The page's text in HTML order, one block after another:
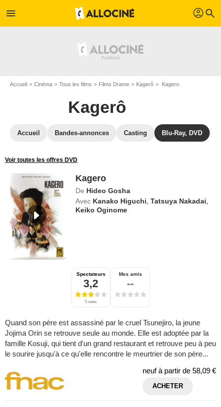
menu profil search
Accueil Cinéma Tous les films Films Drame Kagerô Kagero
Kagerô
Accueil Bandes-annonces Casting Blu-Ray, DVD
Voir toutes les offres DVD
Kagero
De Hideo Gosha
Avec Kanako Higuchi ,Tatsuya Nakadai
Keiko Oginome
Spectateurs
3,2
5 notes
Mes amis
--
Quand son père est assassiné par le cruel Tsunejiro, la jeune
Jojima Orin se retrouve seule au monde. Elle est adoptée par la
famille Kosuji, qui tient d'un grand restaurant et retrouve peu à peu
le sourire jusqu'à ce qu'elle rencontre le meurtrier de son père...
neuf à partir de 58,09 €
ACHETER